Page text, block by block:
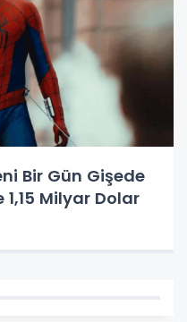
Bir Gün Gişede
1,15 Milyar Dolar